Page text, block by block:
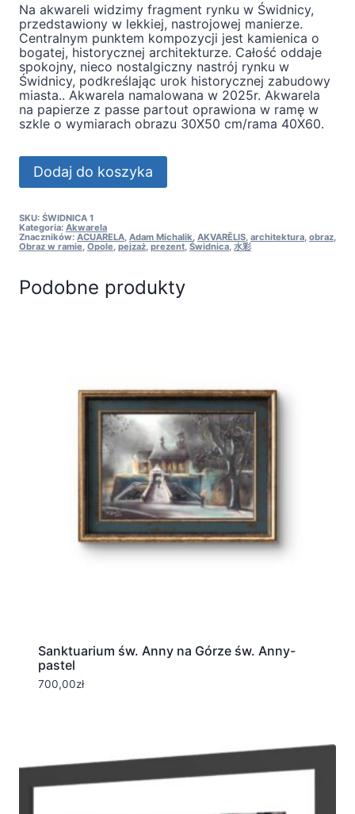
Na akwareli widzimy fragment rynku w Świdnicy,
przedstawiony w lekkiej, nastrojowej manierze.
Centralnym punktem kompozycji jest kamienica o
bogatej, historycznej architekturze. Całość oddaje
spokojny, nieco nostalgiczny nastrój rynku w
Świdnicy, podkreślając urok historycznej zabudowy
miasta.. Akwarela namalowana w 2025r. Akwarela
na papierze z passe partout oprawiona w ramę w
szkle o wymiarach obrazu 30X50 cm/rama 40X60.
ilość
Kamienica
przy
w
Świdnicy
-
namalowana
w
Dodaj do koszyka
SKU: ŚWIDNICA 1
Kategoria: Akwarela
Znaczników: ACUARELA, Adam Michalik, AKVARĒLIS, architektura, obraz,
Obraz w ramie, Opole, pejzaż, prezent, Świdnica, 水彩
Podobne produkty
Sanktuarium św. Anny na Górze św. Anny-
pastel
700,00zł